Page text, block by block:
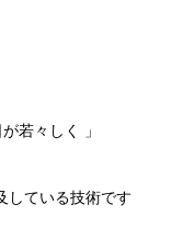
若々しく 」
ている技術です